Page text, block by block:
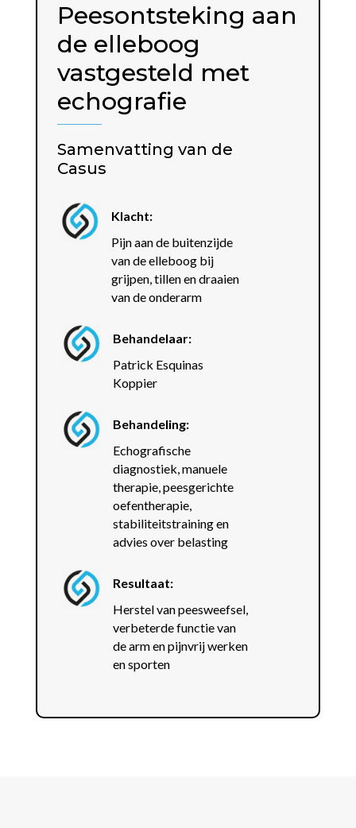
Peesontsteking aan
de elleboog
vastgesteld met
echografie
Samenvatting van de
Casus
Klacht:
Pijn aan de buitenzijde
van de elleboog bij
grijpen, tillen en draaien
van de onderarm
Behandelaar:
Patrick Esquinas
Koppier
Behandeling:
Echografische
diagnostiek, manuele
therapie, peesgerichte
oefentherapie,
stabiliteitstraining en
advies over belasting
Resultaat:
Herstel van peesweefsel,
verbeterde functie van
de arm en pijnvrij werken
en sporten